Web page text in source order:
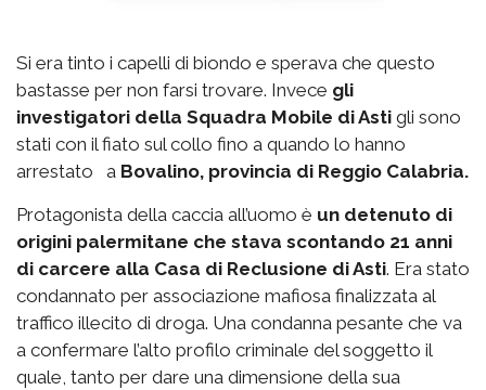
Si era tinto i capelli di biondo e sperava che questo
bastasse per non farsi trovare. Invece gli
investigatori della Squadra Mobile di Asti gli sono
stati con il fiato sul collo fino a quando lo hanno
arrestato a Bovalino, provincia di Reggio Calabria.
Protagonista della caccia all’uomo è un detenuto di
origini palermitane che stava scontando 21 anni
di carcere alla Casa di Reclusione di Asti. Era stato
condannato per associazione mafiosa finalizzata al
traffico illecito di droga. Una condanna pesante che va
a confermare l’alto profilo criminale del soggetto il
quale, tanto per dare una dimensione della sua